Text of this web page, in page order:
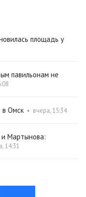
площадь у
павильонам не
в Омск • вчера, 15:34
и Мартынова:
14:31